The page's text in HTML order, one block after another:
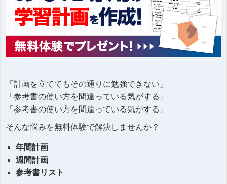
「計画を立ててもその通りに勉強できない」
「参考書の使い方を間違っている気がする」
「参考書の使い方を間違っている気がする」
そんな悩みを無料体験で解決しませんか？
年間計画
週間計画
参考書リスト